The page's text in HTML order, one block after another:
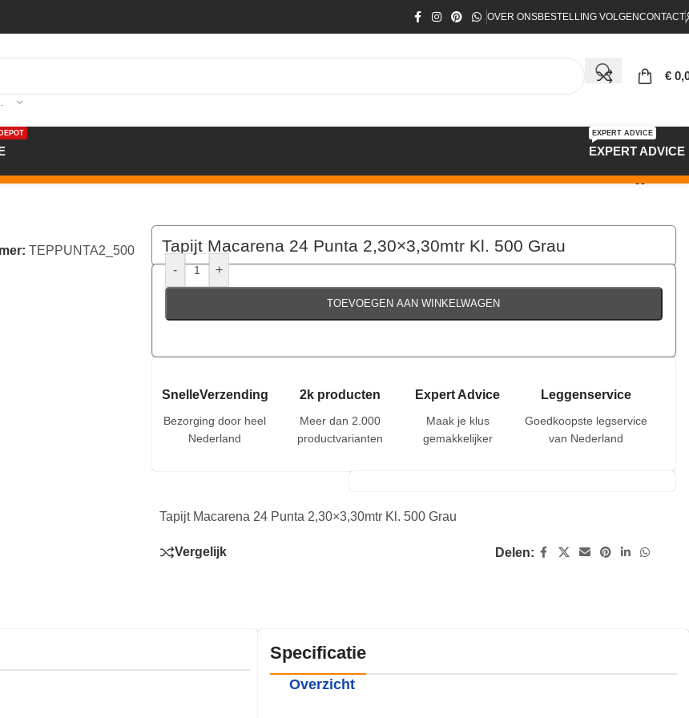
OVER ONSBESTELLING VOLGENCONTACT
€
EXPERT ADVICE
EXPERT ADVICE
Kl. 500 Grau
TEPPUNTA2_500
Tapijt Macarena 24 Punta 2,30×3,30mtr Kl. 500 Grau
€199,00 per stuk
- +
TOEVOEGEN AAN WINKELWAGEN
SnelleVerzending
Bezorging door heel
Nederland
2k producten
Meer dan 2.000
productvarianten
Expert Advice
Maak je klus
gemakkelijker
Leggenservice
Goedkoopste legservice
van Nederland
Tapijt Macarena 24 Punta 2,30×3,30mtr Kl. 500 Grau
Vergelijk Delen:
Specificatie
Overzicht